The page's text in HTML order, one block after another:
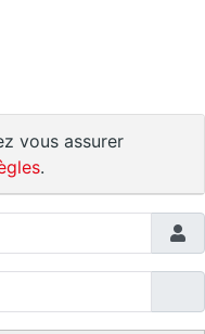
vous assurer
.